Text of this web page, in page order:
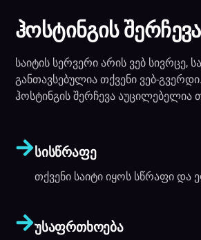
ჰოსტინგის შერჩევა
საიტის სერვერი არის ვებ სივრცე,
განთავსებულია თქვენი ვებ-
ჰოსტინგის შერჩევა აუცილებელია
სისწრაფე
თქვენი საიტი იყოს სწრაფი და
უსაფრთხოება